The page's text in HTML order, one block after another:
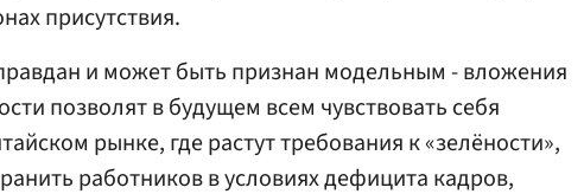
присутствия.
и может быть признан модельным - вложения
позволят в будущем всем чувствовать себя
рынке, где растут требования к «зелёности»,
работников в условиях дефицита кадров,